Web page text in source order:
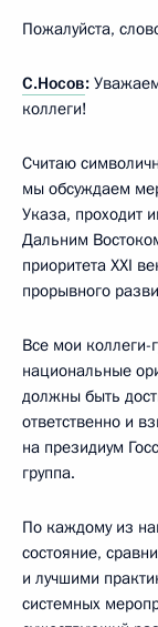
Пожалуйста,
С.Носов:
коллеги!
Считаю
мы обсуждаем
Указа, проходит
Дальним
приоритета XXI
прорывного
Все мои коллеги-
национальные
должны быть
ответственно и
на президиум
группа.
По каждому из
состояние,
и лучшими
системных